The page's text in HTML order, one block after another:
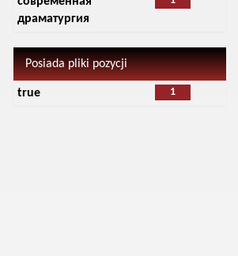
драматургия
Posiada pliki pozycji
1
true